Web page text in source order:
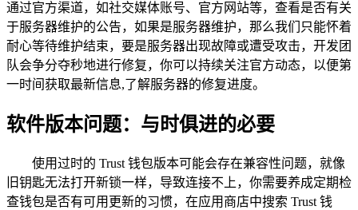
通过官方渠道，如社交媒体账号、官方网站等，查看是否有关
于服务器维护的公告，如果是服务器维护，那么我们只能怀着
耐心等待维护结束，要是服务器出现故障或遭受攻击，开发团
队会争分夺秒地进行修复，你可以持续关注官方动态，以便第
一时间获取最新信息,了解服务器的修复进度。
软件版本问题：与时俱进的必要
使用过时的 Trust 钱包版本可能会存在兼容性问题，就像
旧钥匙无法打开新锁一样，导致连接不上，你需要养成定期检
查钱包是否有可用更新的习惯，在应用商店中搜索 Trust 钱